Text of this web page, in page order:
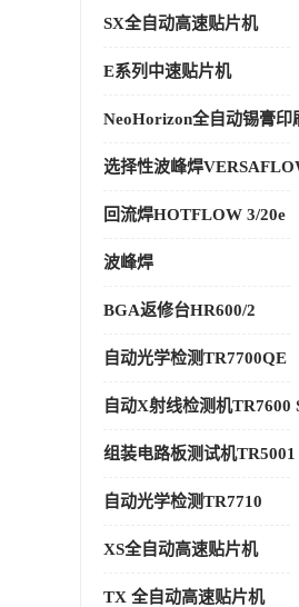
SX全自动高速贴片机
E系列中速贴片机
NeoHorizon全自动锡膏印
选择性波峰焊
回流焊HOTFLOW 3/20e
波峰焊
BGA返修台HR600/2
自动光学检测TR7700QE
自动X射线检测机TR7600
组装电路板测试机TR5001
自动光学检测TR7710
XS全自动高速贴片机
TX 全自动高速贴片机